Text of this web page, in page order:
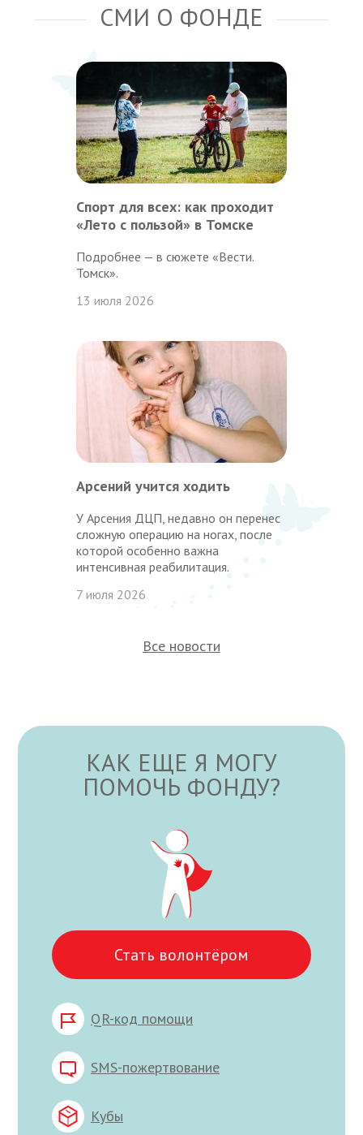
СМИ О ФОНДЕ
Спорт для всех: как проходит
«Лето с пользой» в Томске
Подробнее — в сюжете «Вести.
Томск».
13 июля 2026
Арсений учится ходить
У Арсения ДЦП, недавно он перенес
сложную операцию на ногах, после
которой особенно важна
интенсивная реабилитация.
7 июля 2026
Все новости
КАК ЕЩЕ Я МОГУ
ПОМОЧЬ ФОНДУ?
Стать волонтёром
QR-код помощи
SMS-пожертвование
Кубы